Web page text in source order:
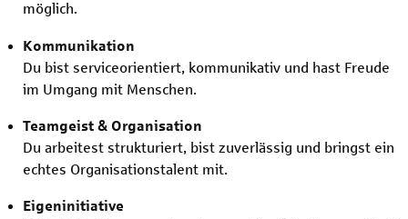
möglich.
Kommunikation
Du bist serviceorientiert, kommunikativ und hast Freude
im Umgang mit Menschen.
Teamgeist & Organisation
Du arbeitest strukturiert, bist zuverlässig und bringst ein
echtes Organisationstalent mit.
Eigeninitiative